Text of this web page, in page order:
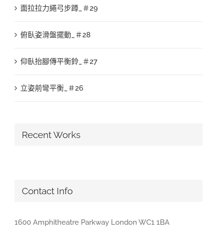
面拉拉力繩弓步蹲_＃29
俯臥姿滑盤擺動_＃28
仰臥抬腳傳平衡鈴_＃27
立姿前彎平衡_＃26
Recent Works
Contact Info
1600 Amphitheatre Parkway London WC1 1BA